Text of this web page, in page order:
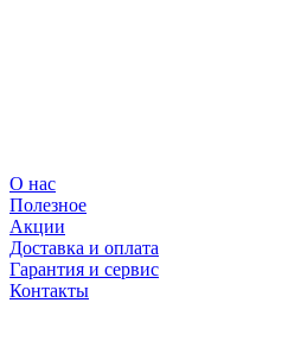
О нас
Полезное
Акции
Доставка и оплата
Гарантия и сервис
Контакты